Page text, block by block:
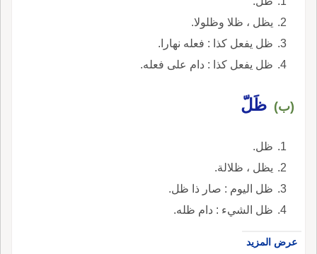
يظل ، ظلا وظلولا.
ظل يفعل كذا : فعله نهارا.
ظل يفعل كذا : دام على فعله.
(ب) ظَلّ
ظل.
يظل ، ظلالة.
ظل اليوم : صار ذا ظل.
ظل الشيء : دام ظله.
عرض المزيد